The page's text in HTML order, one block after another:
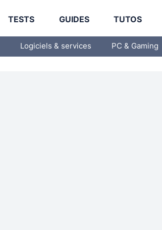
TESTS GUIDES TUTOS
Logiciels & services PC & Gaming